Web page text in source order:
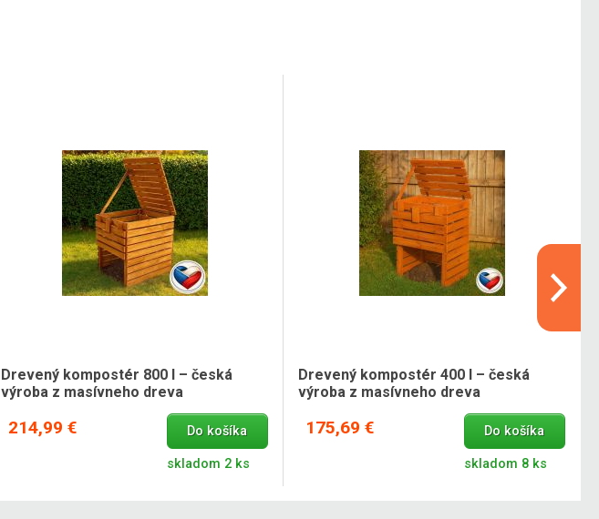
Drevený kompostér 800 l – česká
výroba z masívneho dreva
214,99 € Do košíka
skladom 2 ks
Drevený kompostér 400 l – česká
výroba z masívneho dreva
175,69 € Do košíka
skladom 8 ks